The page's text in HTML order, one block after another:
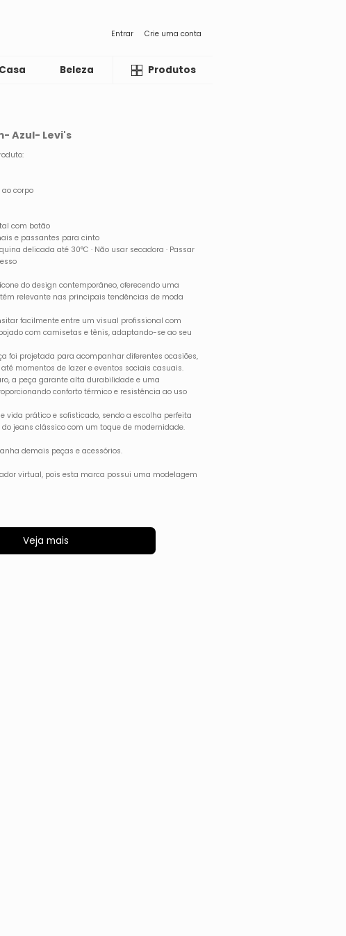
Entrar Crie uma conta
Casa Beleza LiquidaProdutos
Azul- Levi's
corpo
com botão
e passantes para cinto
delicada até 30°C · Não usar secadora · Passar
do design contemporâneo, oferecendo uma
relevante nas principais tendências de moda
facilmente entre um visual profissional com
com camisetas e tênis, adaptando-se ao seu
foi projetada para acompanhar diferentes ocasiões,
momentos de lazer e eventos sociais casuais.
a peça garante alta durabilidade e uma
conforto térmico e resistência ao uso
vida prático e sofisticado, sendo a escolha perfeita
jeans clássico com um toque de modernidade.
demais peças e acessórios.
virtual, pois esta marca possui uma modelagem
Veja mais